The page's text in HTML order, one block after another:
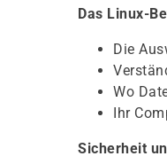
Das Linux-
Die
Wo
Ihr
Sicherheit